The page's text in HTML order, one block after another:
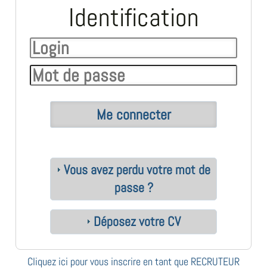
Identification
Vous avez perdu votre mot de
passe ?
Déposez votre CV
Cliquez ici pour vous inscrire en tant que RECRUTEUR